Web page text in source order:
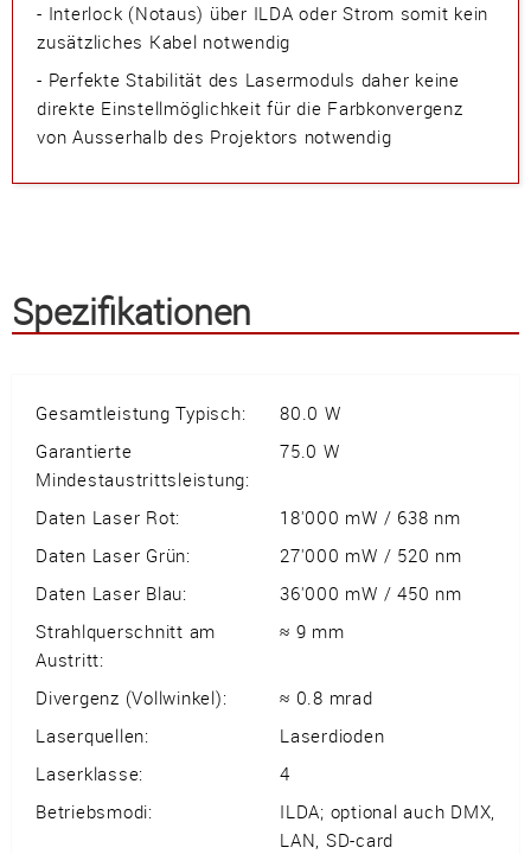
- Interlock (Notaus) über ILDA oder Strom somit kein
zusätzliches Kabel notwendig
- Perfekte Stabilität des Lasermoduls daher keine
direkte Einstellmöglichkeit für die Farbkonvergenz
von Ausserhalb des Projektors notwendig
Spezifikationen
Gesamtleistung Typisch:
80.0 W
Garantierte
Mindestaustrittsleistung:
75.0 W
Daten Laser Rot:
18'000 mW / 638 nm
Daten Laser Grün:
27'000 mW / 520 nm
Daten Laser Blau:
36'000 mW / 450 nm
Strahlquerschnitt am
Austritt:
≈ 9 mm
Divergenz (Vollwinkel):
≈ 0.8 mrad
Laserquellen:
Laserdioden
Laserklasse:
4
Betriebsmodi:
ILDA; optional auch DMX,
LAN, SD-card